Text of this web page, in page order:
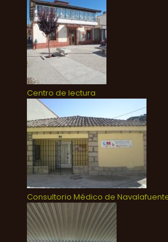
Centro de lectura
Consultorio Médico de